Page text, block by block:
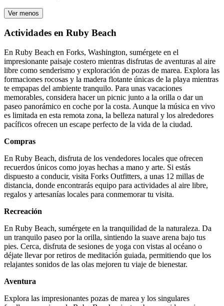
Ver menos
Actividades en Ruby Beach
En Ruby Beach en Forks, Washington, sumérgete en el
impresionante paisaje costero mientras disfrutas de aventuras al aire
libre como senderismo y exploración de pozas de marea. Explora las
formaciones rocosas y la madera flotante únicas de la playa mientras
te empapas del ambiente tranquilo. Para unas vacaciones
memorables, considera hacer un picnic junto a la orilla o dar un
paseo panorámico en coche por la costa. Aunque la música en vivo
es limitada en esta remota zona, la belleza natural y los alrededores
pacíficos ofrecen un escape perfecto de la vida de la ciudad.
Compras
En Ruby Beach, disfruta de los vendedores locales que ofrecen
recuerdos únicos como joyas hechas a mano y arte. Si estás
dispuesto a conducir, visita Forks Outfitters, a unas 12 millas de
distancia, donde encontrarás equipo para actividades al aire libre,
regalos y artesanías locales para conmemorar tu visita.
Recreación
En Ruby Beach, sumérgete en la tranquilidad de la naturaleza. Da
un tranquilo paseo por la orilla, sintiendo la suave arena bajo tus
pies. Cerca, disfruta de sesiones de yoga con vistas al océano o
déjate llevar por retiros de meditación guiada, permitiendo que los
relajantes sonidos de las olas mejoren tu viaje de bienestar.
Aventura
Explora las impresionantes pozas de marea y los singulares